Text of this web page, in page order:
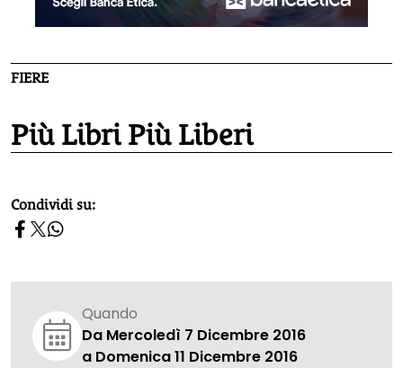
FIERE
Più Libri Più Liberi
homepage h2
Condividi su:
Quando
Da Mercoledì 7 Dicembre 2016
a Domenica 11 Dicembre 2016